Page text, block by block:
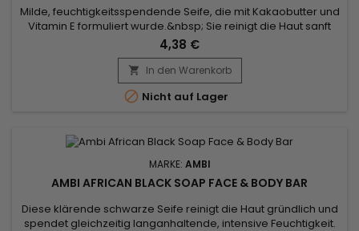
Milde, feuchtigkeitsspendende Seife, die mit Kakaobutter und
Vitamin E formuliert wurde.&nbsp; Sie reinigt die Haut sanft
und versorgt sie gleichzeitig mit reichhaltiger und tiefer
Feuchtigkeit.&nbsp; Die natürlich nährende Kakaobutter hilft,
die Haut zu reparieren und zu revitalisieren, während Vitamin
E als starkes Antioxidans fungiert, das die Haut...
4,38 €
 In den Warenkorb
 Nicht auf Lager
MARKE: AMBI
AMBI AFRICAN BLACK SOAP FACE & BODY BAR
Diese klärende schwarze Seife reinigt die Haut gründlich und
spendet gleichzeitig langanhaltende, intensive Feuchtigkeit.